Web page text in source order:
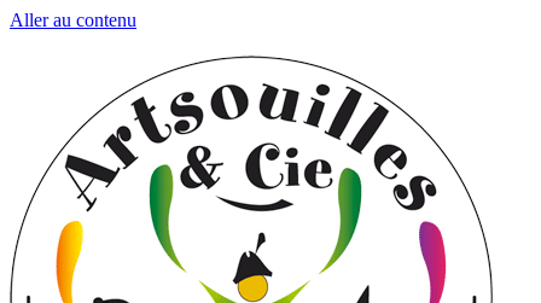
Aller au contenu